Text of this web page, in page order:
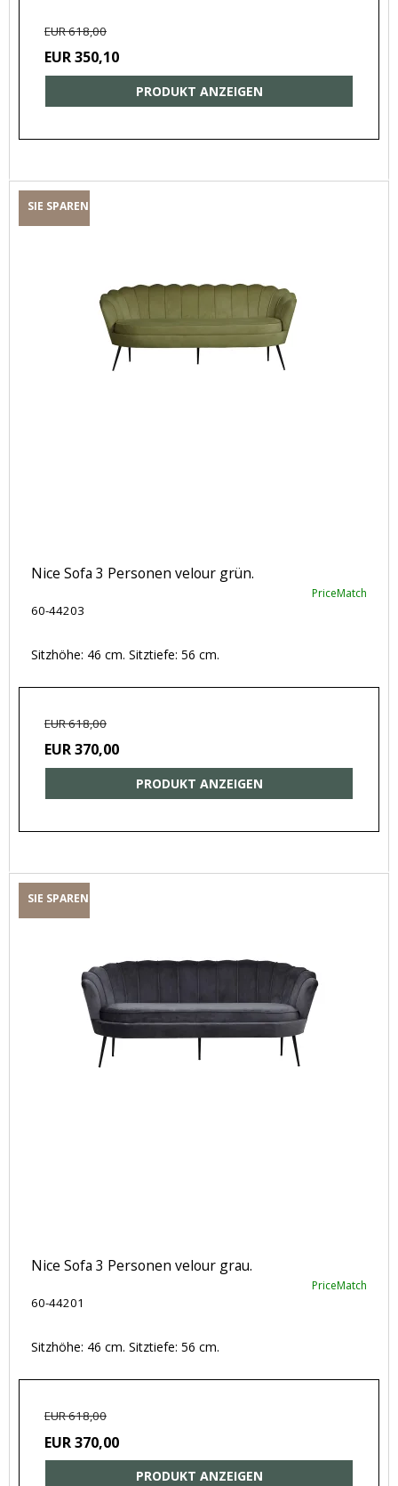
EUR 618,00
EUR 350,10
PRODUKT ANZEIGEN
SIE SPAREN
Nice Sofa 3 Personen velour grün.
PriceMatch
60-44203
Sitzhöhe: 46 cm. Sitztiefe: 56 cm.
EUR 618,00
EUR 370,00
PRODUKT ANZEIGEN
SIE SPAREN
Nice Sofa 3 Personen velour grau.
PriceMatch
60-44201
Sitzhöhe: 46 cm. Sitztiefe: 56 cm.
EUR 618,00
EUR 370,00
PRODUKT ANZEIGEN